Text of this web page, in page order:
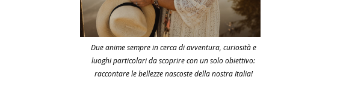
Due anime sempre in cerca di avventura, curiosità e
luoghi particolari da scoprire con un solo obiettivo:
raccontare le bellezze nascoste della nostra Italia!